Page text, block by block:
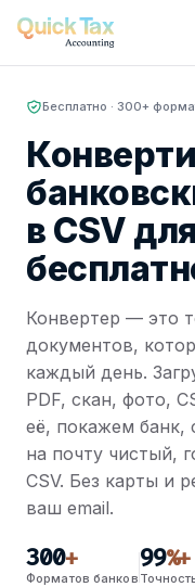
Бесплатно · 300+
в CSV
Конвертер — это
документов,
каждый день.
PDF, скан, фото,
её, покажем банк,
на почту чистый,
CSV. Без карты и
ваш email.
300+
Форматов банков
99%+